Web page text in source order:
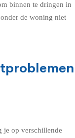
binnen te dringen in
de woning niet
je op verschillende